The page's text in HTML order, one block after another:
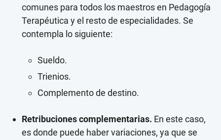
comunes para todos los maestros en Pedagogía
Terapéutica y el resto de especialidades. Se
contempla lo siguiente:
Sueldo.
Trienios.
Complemento de destino.
Retribuciones complementarias. En este caso,
es donde puede haber variaciones, ya que se